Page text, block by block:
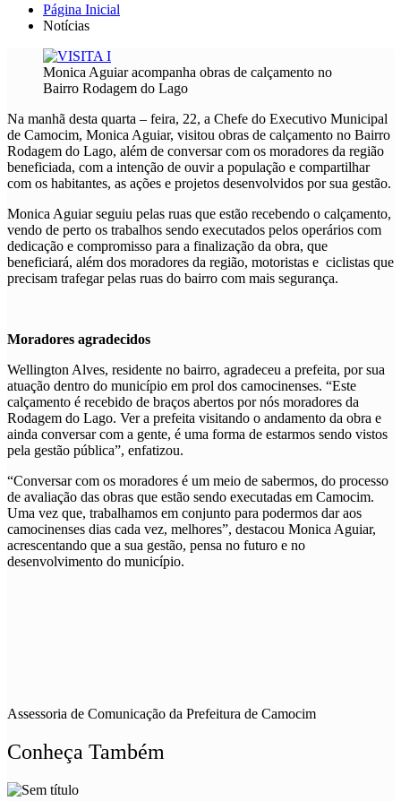
Página Inicial
Notícias
Monica Aguiar acompanha obras de calçamento no
Bairro Rodagem do Lago
Na manhã desta quarta – feira, 22, a Chefe do Executivo Municipal
de Camocim, Monica Aguiar, visitou obras de calçamento no Bairro
Rodagem do Lago, além de conversar com os moradores da região
beneficiada, com a intenção de ouvir a população e compartilhar
com os habitantes, as ações e projetos desenvolvidos por sua gestão.
Monica Aguiar seguiu pelas ruas que estão recebendo o calçamento,
vendo de perto os trabalhos sendo executados pelos operários com
dedicação e compromisso para a finalização da obra, que
beneficiará, além dos moradores da região, motoristas e ciclistas que
precisam trafegar pelas ruas do bairro com mais segurança.
Moradores agradecidos
Wellington Alves, residente no bairro, agradeceu a prefeita, por sua
atuação dentro do município em prol dos camocinenses. “Este
calçamento é recebido de braços abertos por nós moradores da
Rodagem do Lago. Ver a prefeita visitando o andamento da obra e
ainda conversar com a gente, é uma forma de estarmos sendo vistos
pela gestão pública”, enfatizou.
“Conversar com os moradores é um meio de sabermos, do processo
de avaliação das obras que estão sendo executadas em Camocim.
Uma vez que, trabalhamos em conjunto para podermos dar aos
camocinenses dias cada vez, melhores”, destacou Monica Aguiar,
acrescentando que a sua gestão, pensa no futuro e no
desenvolvimento do município.
Assessoria de Comunicação da Prefeitura de Camocim
Conheça Também